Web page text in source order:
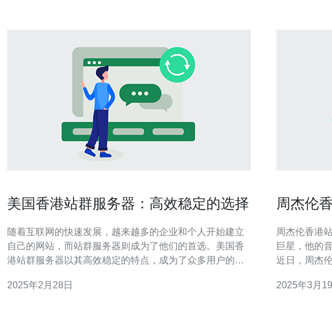
美国香港站群服务器：高效稳定的选择
随着互联网的快速发展，越来越多的企业和个人开始建立
自己的网站，而站群服务器则成为了他们的首选。美国香
港站群服务器以其高效稳定的特点，成为了众多用户的理
的网络基础设施，确保了高效稳定的性能表现。它们配备
2025年2月28日
周杰伦
周杰伦香港站群：
巨星，他的
近日，周杰
他的音乐如何燃爆了香港。
2025年3月